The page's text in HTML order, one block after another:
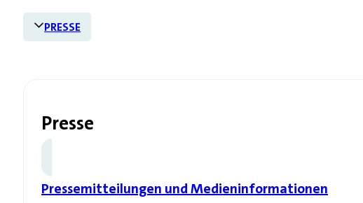
PRESSE
Presse
Pressemitteilungen und Medieninformationen